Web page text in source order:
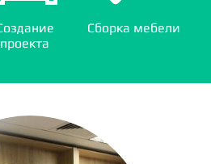
проекта
Сборка мебели